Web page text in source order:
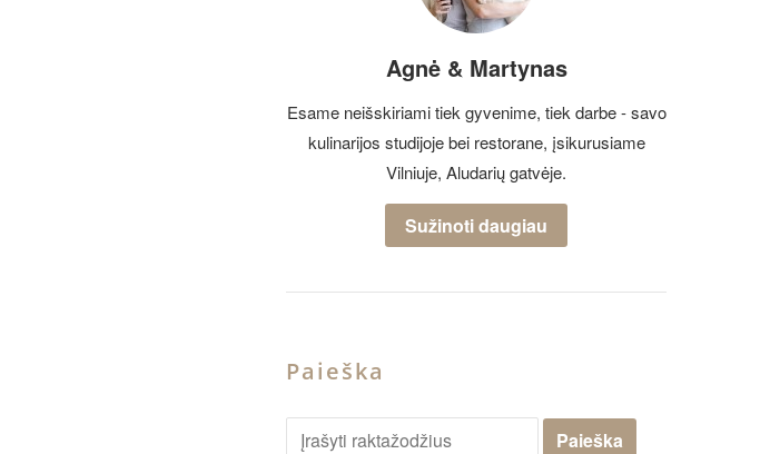
Agnė & Martynas
Esame neišskiriami tiek gyvenime, tiek darbe - savo
kulinarijos studijoje bei restorane, įsikurusiame
Vilniuje, Aludarių gatvėje.
Sužinoti daugiau
Paieška